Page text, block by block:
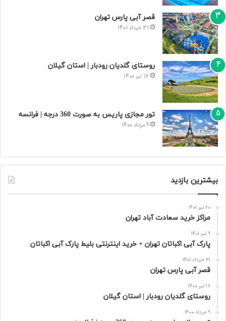
قصر آبی پارس تهران
31 خرداد 1401
روستای گلدیان رودبار | استان گیلان
17 تیر 1400
تور مجازی پاریس به صورت 360 درجه | فرانسه
9 مرداد 1400
بیشترین بازدید
20 تیر 1401
مراکز خرید سعادت‌ آباد تهران
9 تیر 1401
پارک آبی اکباتان تهران + خرید اینترنتی بلیط پارک آبی اکباتان
31 خرداد 1401
قصر آبی پارس تهران
17 تیر 1400
روستای گلدیان رودبار | استان گیلان
9 مرداد 1400